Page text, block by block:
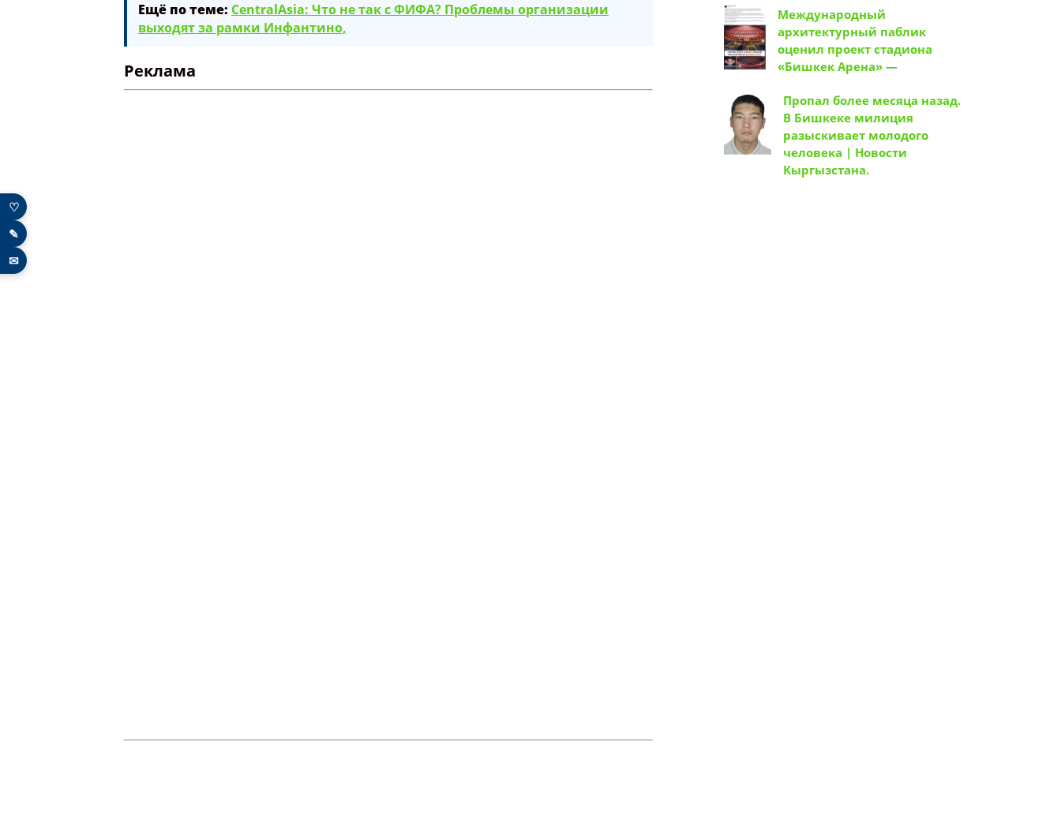
Ещё по теме: CentralAsia: Что не так с ФИФА? Проблемы организации
выходят за рамки Инфантино,
Реклама
Международный
архитектурный паблик
оценил проект стадиона
«Бишкек Арена» —
Пропал более месяца назад.
В Бишкеке милиция
разыскивает молодого
человека | Новости
Кыргызстана.
♡
✎
✉